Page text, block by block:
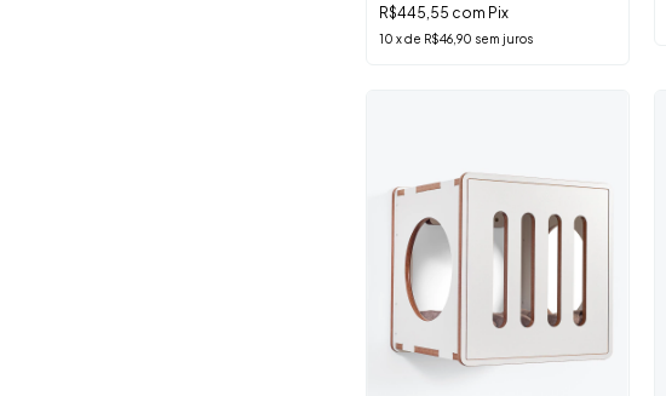
R$445,55 com Pix
10 xde R$46,90 sem juros